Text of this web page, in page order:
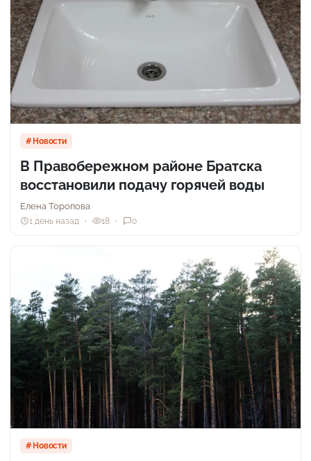
Новости
В Правобережном районе Братска
восстановили подачу горячей воды
Елена Торопова
1 день назад 18 0
Новости